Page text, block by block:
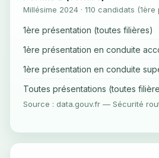
Millésime 2024 · 110 candidats
1ère présentation (toutes filières)
1ère présentation en conduite
1ère présentation en conduite
Toutes présentations (toutes
Source : data.gouv.fr — Sécurité